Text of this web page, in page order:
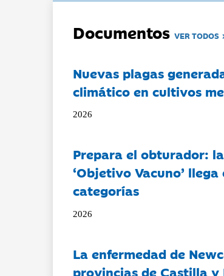
DocumentosVER TODOS
Nuevas plagas
climático en cultivos
2026
Prepara el obturador:
‘Objetivo Vacuno’
categorías
2026
La enfermedad de
provincias de Castilla y